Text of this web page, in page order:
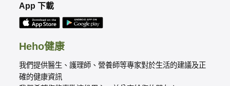
Heho健康
我們提供醫生、護理師、營養師等專家對於生活的建議及正
確的健康資訊
App 下載